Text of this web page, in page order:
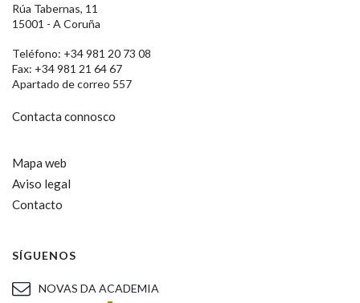
Rúa Tabernas, 11
15001 - A Coruña
Teléfono: +34 981 20 73 08
Fax: +34 981 21 64 67
Apartado de correo 557
Contacta connosco
Mapa web
Aviso legal
Contacto
SÍGUENOS
NOVAS DA ACADEMIA